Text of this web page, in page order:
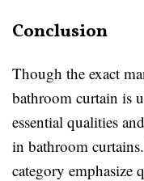
Conclusion
Though the exact
bathroom curtain is
essential qualities
in bathroom
category